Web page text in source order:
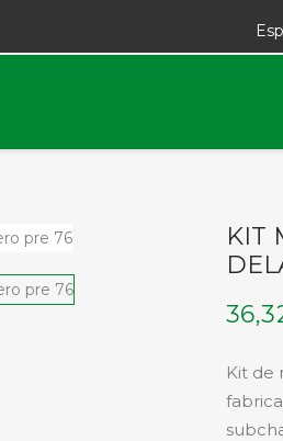
KIT
Kit de